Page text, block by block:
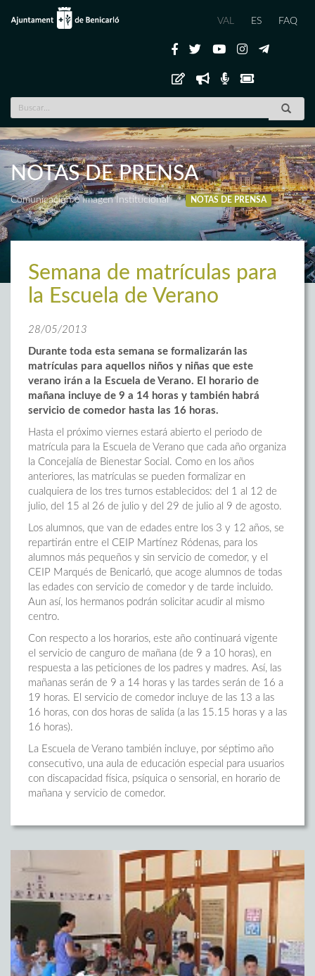
VAL ES FAQ
NOTAS DE PRENSA
Comunicación e Imagen Institucional NOTAS DE PRENSA
Semana de matrículas para
la Escuela de Verano
28/05/2013
Durante toda esta semana se formalizarán las
matrículas para aquellos niños y niñas que este
verano irán a la Escuela de Verano. El horario de
mañana incluye de 9 a 14 horas y también habrá
servicio de comedor hasta las 16 horas.
Hasta el próximo viernes estará abierto el periodo de
matrícula para la Escuela de Verano que cada año organiza
la Concejalía de Bienestar Social. Como en los años
anteriores, las matrículas se pueden formalizar en
cualquiera de los tres turnos establecidos: del 1 al 12 de
julio, del 15 al 26 de julio y del 29 de julio al 9 de agosto.
Los alumnos, que van de edades entre los 3 y 12 años, se
repartirán entre el CEIP Martínez Ródenas, para los
alumnos más pequeños y sin servicio de comedor, y el
CEIP Marqués de Benicarló, que acoge alumnos de todas
las edades con servicio de comedor y de tarde incluido.
Aun así, los hermanos podrán solicitar acudir al mismo
centro.
Con respecto a los horarios, este año continuará vigente
el servicio de canguro de mañana (de 9 a 10 horas), en
respuesta a las peticiones de los padres y madres. Así, las
mañanas serán de 9 a 14 horas y las tardes serán de 16 a
19 horas. El servicio de comedor incluye de las 13 a las
16 horas, con dos horas de salida (a las 15.15 horas y a las
16 horas).
La Escuela de Verano también incluye, por séptimo año
consecutivo, una aula de educación especial para usuarios
con discapacidad física, psíquica o sensorial, en horario de
mañana y servicio de comedor.